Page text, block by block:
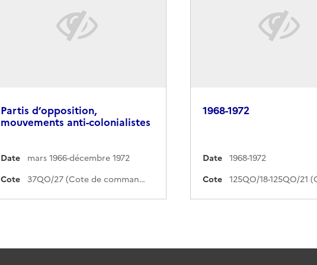
Partis d’opposition,
mouvements anti-colonialistes
Date
mars 1966-décembre 1972
Cote
37QO/27 (Cote de commande)
1968-1972
Date
1968-1972
Cote